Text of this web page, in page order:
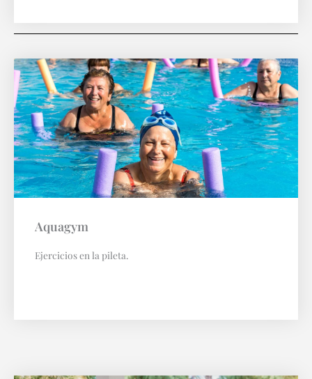
Aquagym
Ejercicios en la pileta.